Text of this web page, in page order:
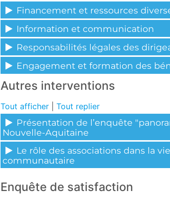
Financement et ressources
Information et communication
Responsabilités légales des
Engagement et formation des
Autres interventions
Tout afficher Tout replier
Présentation de l’enquête
Nouvelle-Aquitaine
Le rôle des associations dans la
communautaire
Enquête de satisfaction